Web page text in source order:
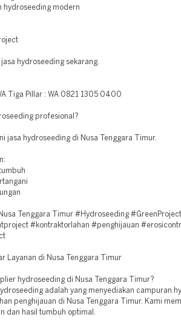
hydroseeding modern
jasa hydroseeding sekarang.
Tiga Pillar : WA 0821 1305 0400
profesional?
jasa hydroseeding di Nusa Tenggara Timur.
Tenggara Timur #Hydroseeding #GreenProject
#kontraktorlahan #penghijauan
Layanan di Nusa Tenggara Timur
hydroseeding di Nusa Tenggara Timur?
adalah yang menyediakan campuran
penghijauan di Nusa Tenggara Timur. Kami
dan hasil tumbuh optimal.